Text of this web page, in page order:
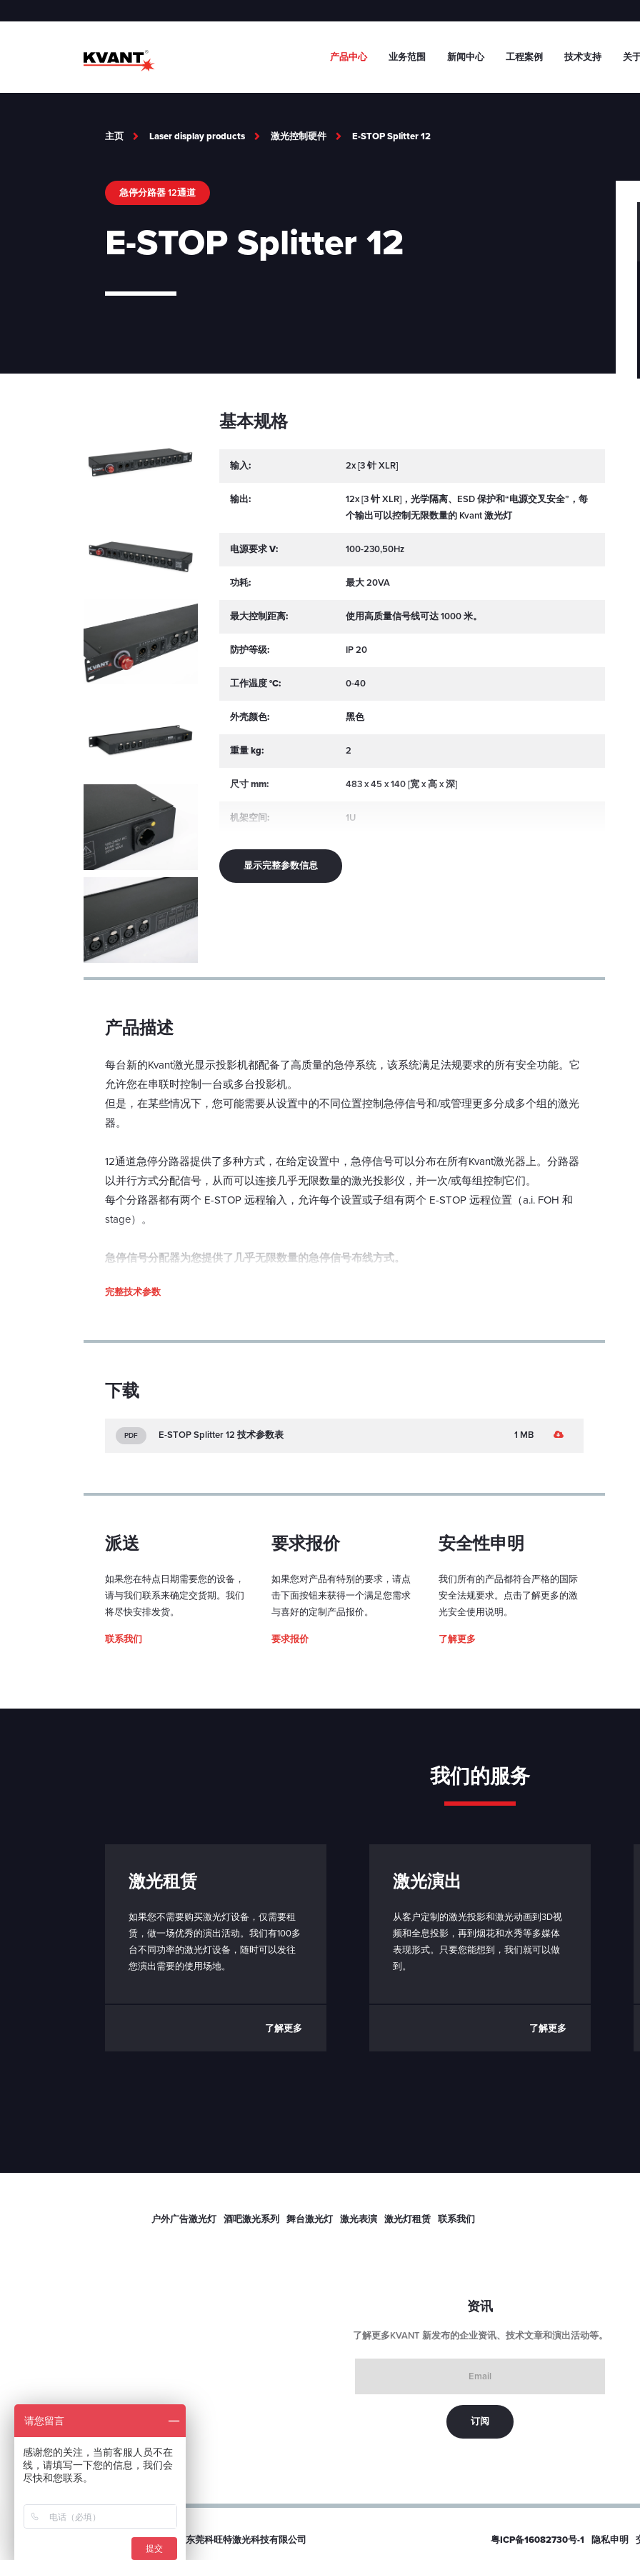
产品中心 业务范围 新闻中心 工程案例 技术支持 关
主页 Laser display products 激光控制硬件 E-STOP Splitter 12
急停分路器 12通道
E-STOP Splitter 12
基本规格
输入: 2x [3 针 XLR]
输出:
12x [3 针 XLR]，光学隔离、ESD 保护和“电源交叉安全”，每
个输出可以控制无限数量的 Kvant 激光灯
电源要求 V: 100-230,50Hz
功耗: 最大 20VA
最大控制距离: 使用高质量信号线可达 1000 米。
防护等级: IP 20
工作温度 °C: 0-40
外壳颜色: 黑色
重量 kg: 2
尺寸 mm: 483 x 45 x 140 [宽 x 高 x 深]
机架空间: 1U
显示完整参数信息
产品描述
每台新的Kvant激光显示投影机都配备了高质量的急停系统，该系统满足法规要求的所有安全功能。它
允许您在串联时控制一台或多台投影机。
但是，在某些情况下，您可能需要从设置中的不同位置控制急停信号和/或管理更多分成多个组的激光
器。
12通道急停分路器提供了多种方式，在给定设置中，急停信号可以分布在所有Kvant激光器上。分路器
以并行方式分配信号，从而可以连接几乎无限数量的激光投影仪，并一次/或每组控制它们。
每个分路器都有两个 E-STOP 远程输入，允许每个设置或子组有两个 E-STOP 远程位置（a.i. FOH 和
stage）。
急停信号分配器为您提供了几乎无限数量的急停信号布线方式。
完整技术参数
下载
PDF E-STOP Splitter 12 技术参数表 1 MB
派送
如果您在特点日期需要您的设备，
请与我们联系来确定交货期。我们
将尽快安排发货。
联系我们
要求报价
如果您对产品有特别的要求，请点
击下面按钮来获得一个满足您需求
与喜好的定制产品报价。
要求报价
安全性申明
我们所有的产品都符合严格的国际
安全法规要求。点击了解更多的激
光安全使用说明。
了解更多
我们的服务
激光租赁
如果您不需要购买激光灯设备，仅需要租
赁，做一场优秀的演出活动。我们有100多
台不同功率的激光灯设备，随时可以发往
您演出需要的使用场地。
了解更多
激光演出
从客户定制的激光投影和激光动画到3D视
频和全息投影，再到烟花和水秀等多媒体
表现形式。只要您能想到，我们就可以做
到。
了解更多
户外广告激光灯 酒吧激光系列 舞台激光灯 激光表演 激光灯租赁 联系我们
资讯
了解更多KVANT 新发布的企业资讯、技术文章和演出活动等。
粤ICP备16082730号-1 隐私申明
© 2026 东莞科旺特激光科技有限公司
请您留言
感谢您的关注，当前客服人员不在
线，请填写一下您的信息，我们会
尽快和您联系。
提交